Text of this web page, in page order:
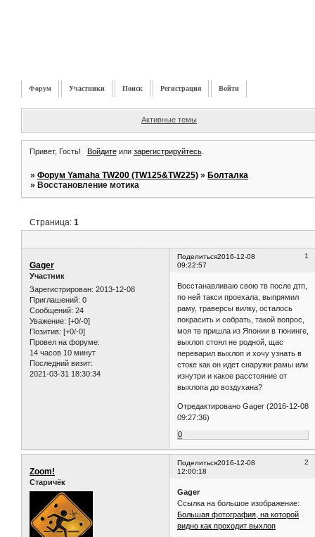
Форум Участники Поиск Регистрация Войти
Активные темы
Привет, Гость! Войдитеили зарегистрируйтесь.
»Форум Yamaha TW200 (TW125&TW225) »Болталка
»Восстановление мотика
Страница:1
Поделиться 1
2016-12-08
09:22:57
Gager
Участник
Зарегистрирован: 2013-12-08
Приглашений: 0
Сообщений: 24
Уважение: [+0/-0]
Позитив: [+0/-0]
Провел на форуме:
14 часов 10 минут
Последний визит:
2021-03-31 18:30:34
Восстанавливаю свою тв после дтп,
по ней такси проехала, выпрямил
раму, траверсы вилку, осталось
покрасить и собрать, такой вопрос,
моя тв пришла из Японии в тюнинге,
выхлоп стоял не родной, щас
переварил выхлоп и хочу узнать в
стоке как он идет снаружи рамы или
изнутри и какое расстояние от
выхлопа до воздухана?
Отредактировано Gager (2016-12-08
09:27:36)
0
Поделиться 2
2016-12-08
12:00:18
Zoom!
Старичёк
Gager
Ссылка на большое изображение:
Большая фотография, на которой
видно как проходит выхлоп